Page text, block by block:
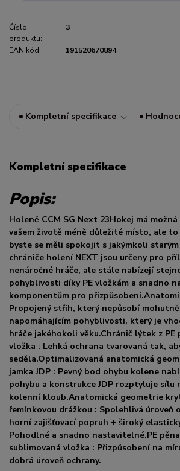
Číslo
produktu:
3
EAN kód: 191520670894
Kompletní specifikace
Kompletní specifikace
Popis:
Holeně CCM SG Next 23Hokej má
vašem životě méně důležité místo, ale to
byste se měli spokojit s jakýmkoli
chrániče holení NEXT jsou určeny pro
nenáročné hráče, ale stále nabízejí
pohyblivosti díky PE vložkám a snadno
komponentům pro
Propojený střih, který nepůsobí
napomáhajícím pohyblivosti, který je
hráče jakéhokoli věku.Chránič lýtek z PE
vložka : Lehká ochrana tvarovaná tak,
seděla.Optimalizovaná anatomická
jamka JDP : Pevný bod ohybu kolene
pohybu a konstrukce JDP rozptyluje sílu
kolenní kloub.Anatomická geometrie
řemínkovou drážkou : Spolehlivá úroveň
horní zajišťovací popruh + široký
Pohodlné a snadno nastavitelné.PE
sublimovaná vložka : Přizpůsobení na
dobrá úroveň ochrany.